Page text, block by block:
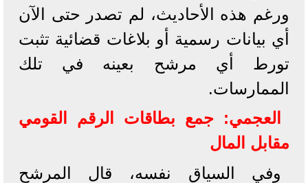
ورغم هذه الأحاديث، لم تصدر حتى الآن
أي بيانات رسمية أو بلاغات قضائية تثبت
تورط أي مرشح بعينه في تلك
الممارسات.
العجمي: جمع بطاقات الرقم القومي
مقابل المال
وفي السياق نفسه، قال المرشح